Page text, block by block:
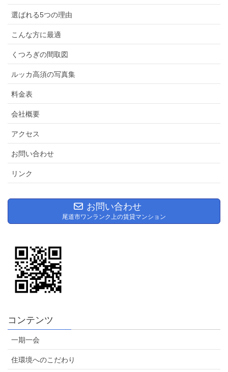
選ばれる5つの理由
こんな方に最適
くつろぎの間取図
ルッカ高須の写真集
料金表
会社概要
アクセス
お問い合わせ
リンク
お問い合わせ
尾道市ワンランク上の賃貸マンション
コンテンツ
一期一会
住環境へのこだわり